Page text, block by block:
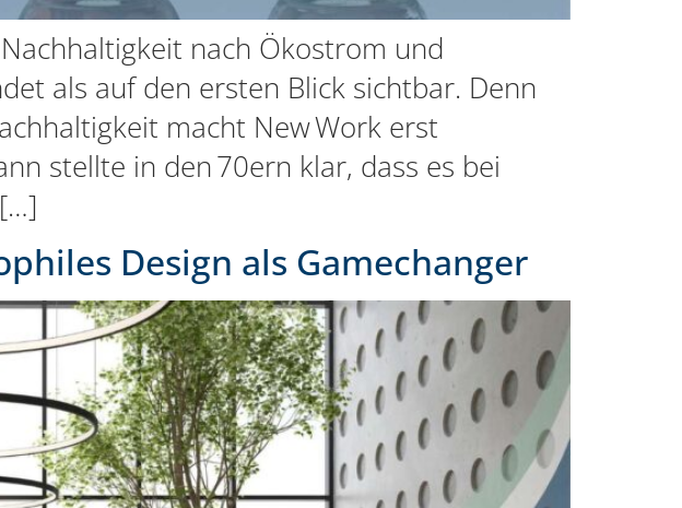
nach Ökostrom und
als auf den ersten Blick sichtbar. Denn
macht New Work erst
stellte in den 70ern klar, dass es bei
Design als Gamechanger